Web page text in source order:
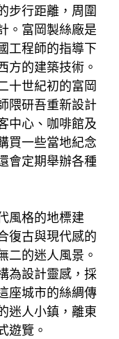
步行距離，周圍
。富岡製絲廠是
工程師的指導下
方的建築技術。
十世紀初的富岡
隈研吾重新設計
中心、咖啡館及
買一些當地紀念
會定期舉辦各種
風格的地標建
復古與現代感的
二的迷人風景。
為設計靈感，採
座城市的絲綢傳
迷人小鎮，離東
遊覽。